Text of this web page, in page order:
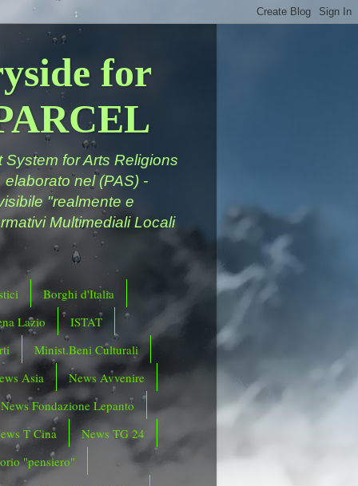
for
for Arts Religions
nel (PAS) -
"realmente e
Multimediali Locali
Borghi d'Italia
Lazio
ISTAT
Minist.Beni Culturali
Asia
News Avvenire
News Fondazione Lepanto
T Cina
News TG 24
"pensiero"